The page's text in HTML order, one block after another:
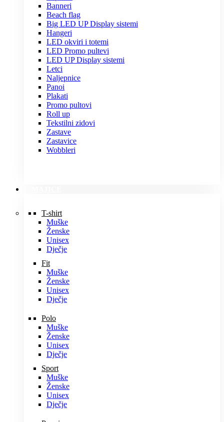
Banneri
Beach flag
Big LED UP Display sistemi
Hangeri
LED okviri i totemi
LED Promo pultevi
LED UP Display sistemi
Letci
Naljepnice
Panoi
Plakati
Promo pultovi
Roll up
Tekstilni zidovi
Zastave
Zastavice
Wobbleri
T-shirt
Muške
Ženske
Unisex
Dječje
Fit
Muške
Ženske
Unisex
Dječje
Polo
Muške
Ženske
Unisex
Dječje
Sport
Muške
Ženske
Unisex
Dječje